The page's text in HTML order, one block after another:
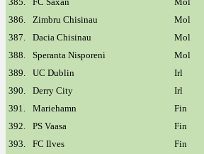
386.
Zimbru Chisinau Mol
387.
Dacia Chisinau Mol
388.
Speranta Nisporeni Mol
389.
UC Dublin Irl
390.
Derry City Irl
391.
Mariehamn Fin
392.
PS Vaasa Fin
393.
FC Ilves Fin